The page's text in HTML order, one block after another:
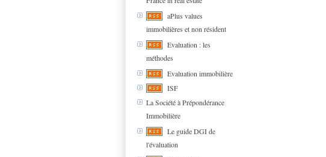
aPlus values
immobilières et non résident
Evaluation : les
méthodes
Evaluation immobilière
ISF
La Société à Prépondérance
Immobilière
Le guide DGI de
l'évaluation